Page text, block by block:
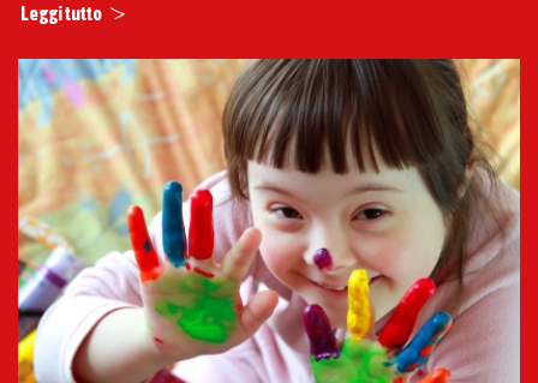
Leggi tutto